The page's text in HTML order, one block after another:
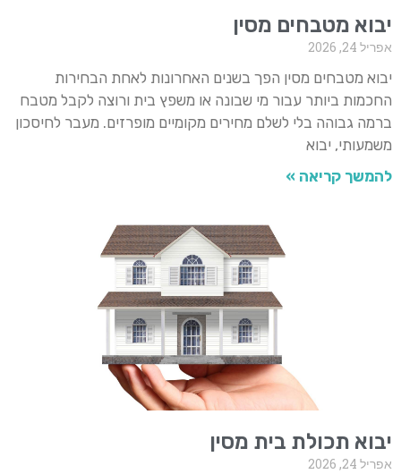
יבוא מטבחים מסין
אפריל 24, 2026
יבוא מטבחים מסין הפך בשנים האחרונות לאחת הבחירות
החכמות ביותר עבור מי שבונה או משפץ בית ורוצה לקבל מטבח
ברמה גבוהה בלי לשלם מחירים מקומיים מופרזים. מעבר לחיסכון
משמעותי, יבוא
להמשך קריאה »
יבוא תכולת בית מסין
אפריל 24, 2026